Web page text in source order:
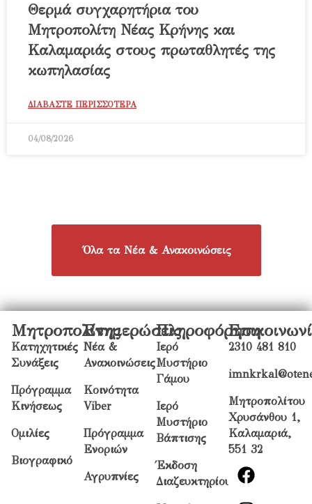
Θερμά συγχαρητήρια του
Μητροπολίτη Νέας Κρήνης και
Καλαμαριάς στους πρωταθλητές της
κωπηλασίας
ΔΙΑΒΑΣΤΕ ΠΕΡΙΣΣΟΤΕΡΑ
04/08/2026
Όλα τα Νέα & Ανακοινώσεις
Μητροπολίτης
Κατηχητικές
Συνάξεις
Πρόγραμμα
Κινήσεως
Ομιλίες
Βιογραφικό
Ενημερώσεις
Νέα &
Ανακοινώσεις
Κοινότητα
Viber
Πρόγραμμα
Ενοριών
Αγρυπνίες
Πληροφόρηση
Ιερό
Μυστήριο
Γάμου
Ιερό
Μυστήριο
Βάπτισης
Έκδοση
Διαζευκτηρίου
2310 481 810
Μητροπολίτου
Χρυσάνθου 1,
Καλαμαριά,
551 32